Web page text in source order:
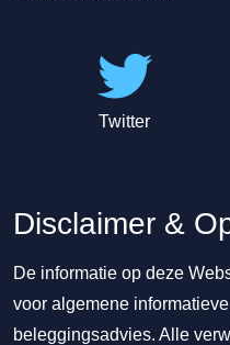
Twitter
Disclaimer &
De informatie op deze
voor algemene
beleggingsadvies. Alle